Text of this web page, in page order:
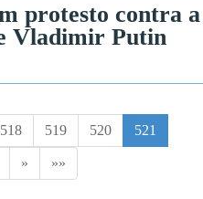
protesto contra a
Vladimir Putin
518 519 520 521
» »»